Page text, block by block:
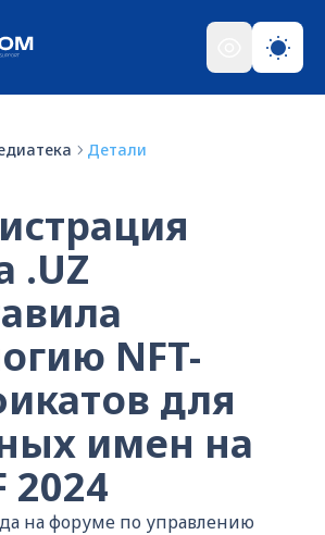
Детали
.UZ
NFT-
для
имен на
2024
на форуме по управлению